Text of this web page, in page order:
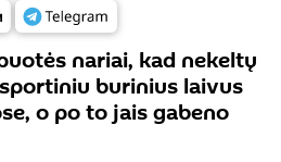
nariai, kad nekeltų
burinius laivus
o po to jais gabeno